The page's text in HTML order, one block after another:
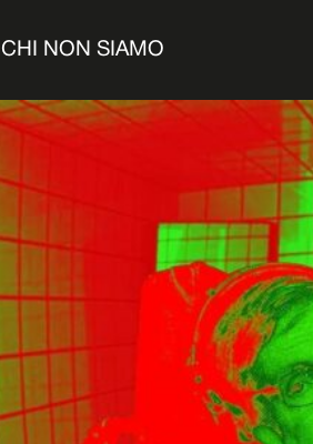
CHI NON SIAMO